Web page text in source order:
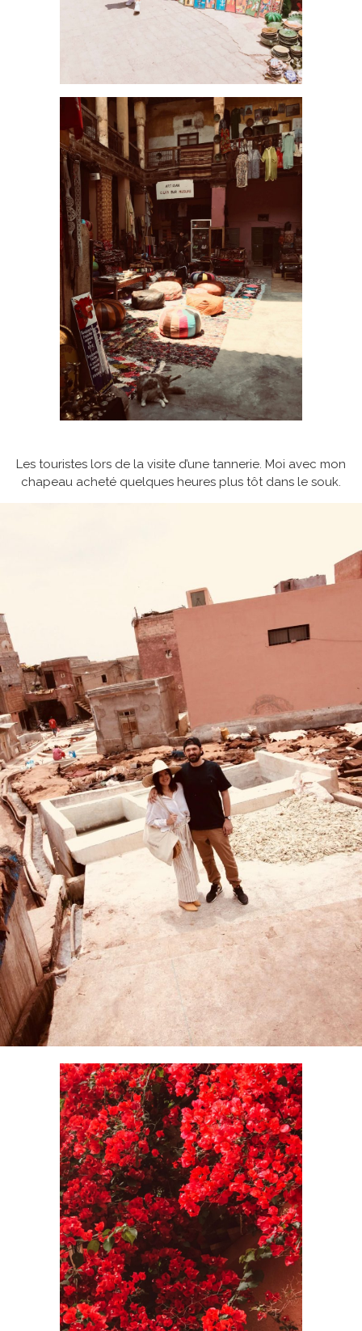
Les touristes lors de la visite d’une tannerie. Moi avec mon
chapeau acheté quelques heures plus tôt dans le souk.